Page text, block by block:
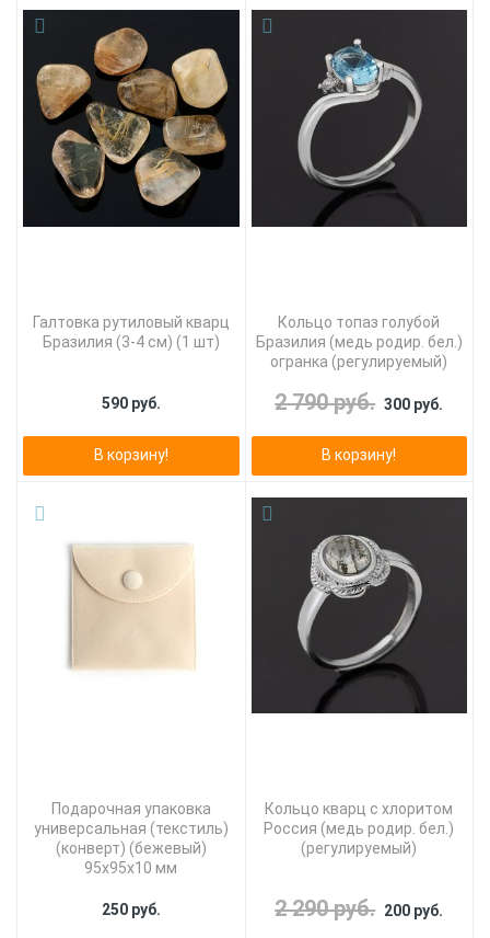
Галтовка рутиловый кварц
Бразилия (3-4 см) (1 шт)
590 руб.
В корзину!
Кольцо топаз голубой
Бразилия (медь родир. бел.)
огранка (регулируемый)
2 790 руб. 300 руб.
В корзину!
Подарочная упаковка
универсальная (текстиль)
(конверт) (бежевый)
95х95х10 мм
250 руб.
Кольцо кварц с хлоритом
Россия (медь родир. бел.)
(регулируемый)
2 290 руб. 200 руб.